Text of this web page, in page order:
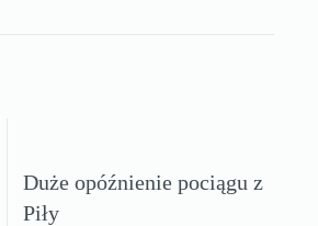
Duże opóźnienie pociągu z
Piły